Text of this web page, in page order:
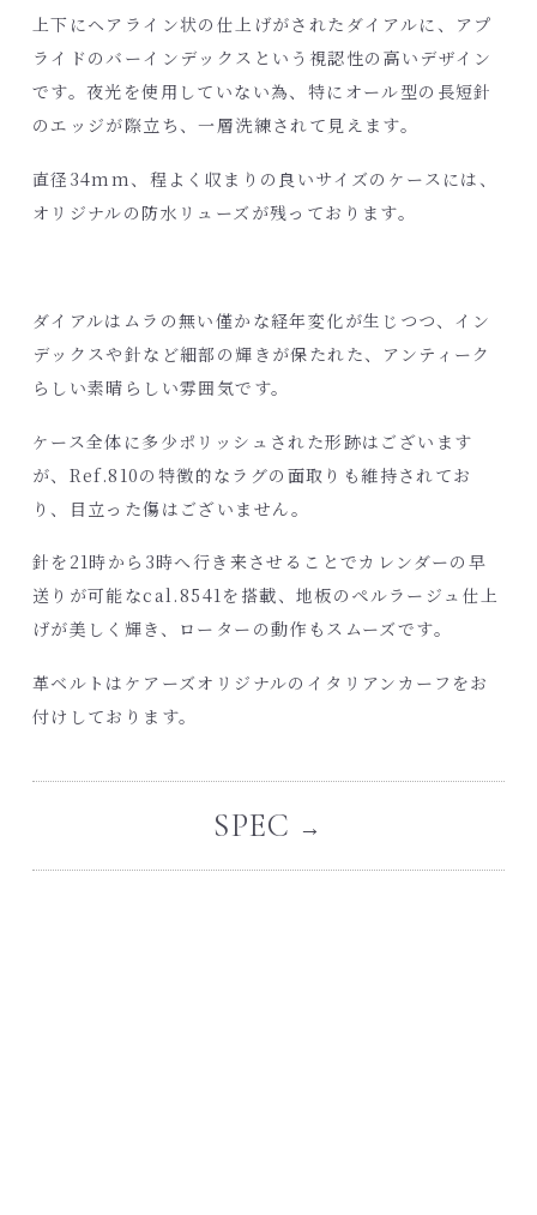
上下にヘアライン状の仕上げがされたダイアルに、アプ
ライドのバーインデックスという視認性の高いデザイン
です。夜光を使用していない為、特にオール型の長短針
のエッジが際立ち、一層洗練されて見えます。
直径34mm、程よく収まりの良いサイズのケースには、
オリジナルの防水リューズが残っております。
ダイアルはムラの無い僅かな経年変化が生じつつ、イン
デックスや針など細部の輝きが保たれた、アンティーク
らしい素晴らしい雰囲気です。
ケース全体に多少ポリッシュされた形跡はございます
が、Ref.810の特徴的なラグの面取りも維持されてお
り、目立った傷はございません。
針を21時から3時へ行き来させることでカレンダーの早
送りが可能なcal.8541を搭載、地板のペルラージュ仕上
げが美しく輝き、ローターの動作もスムーズです。
革ベルトはケアーズオリジナルのイタリアンカーフをお
付けしております。
SPEC